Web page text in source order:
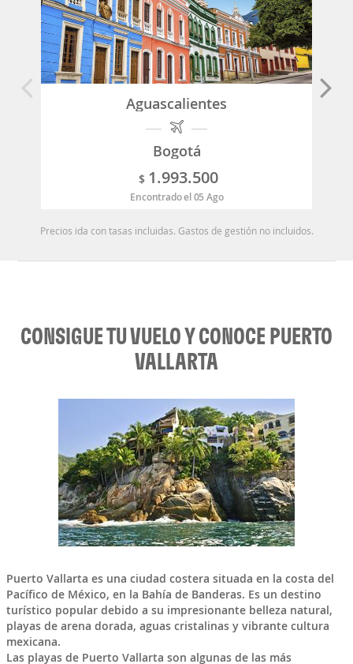
Aguascalientes
Bogotá
$ 1.993.500
Encontrado el 05 Ago
Precios ida con tasas incluidas. Gastos de gestión no incluidos.
CONSIGUE TU VUELO Y CONOCE PUERTO
VALLARTA
Puerto Vallarta es una ciudad costera situada en la costa del
Pacífico de México, en la Bahía de Banderas. Es un destino
turístico popular debido a su impresionante belleza natural,
playas de arena dorada, aguas cristalinas y vibrante cultura
mexicana.
Las playas de Puerto Vallarta son algunas de las más